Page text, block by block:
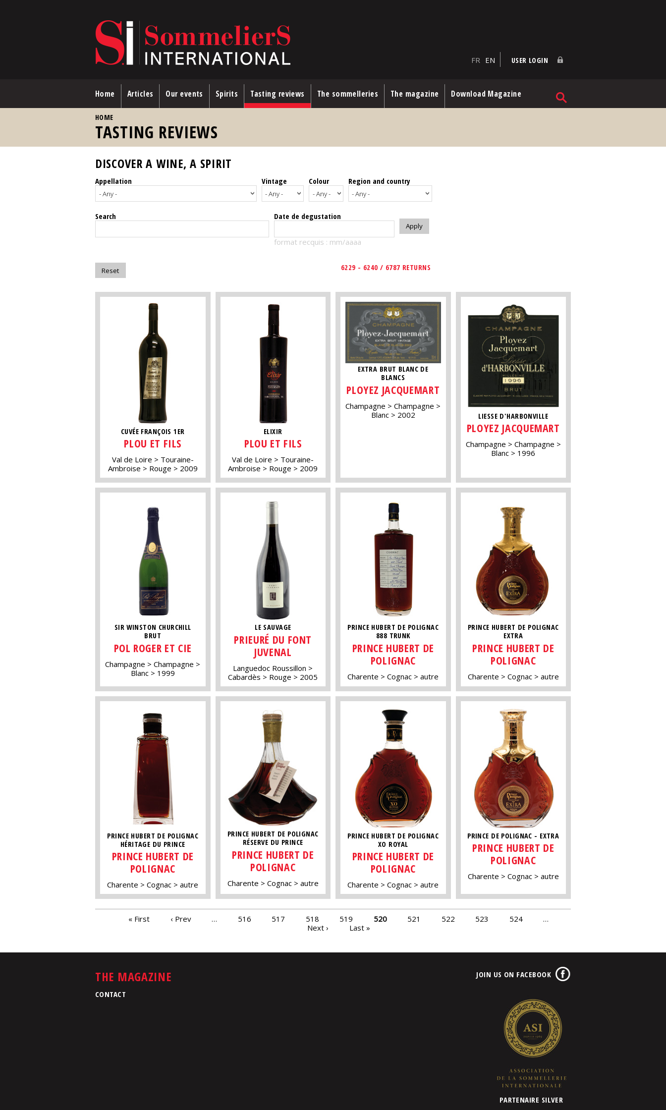
FR EN USER LOGIN
Home Articles Our events Spirits Tasting reviews The sommelleries The magazine Download Magazine
HOME
TASTING REVIEWS
DISCOVER A WINE, A SPIRIT
Appellation Vintage Colour Region and country
Search Date de degustation
format recquis : mm/aaaa
6229 - 6240 / 6787 RETURNS
CUVÉE FRANÇOIS 1ER
PLOU ET FILS
Val de Loire
Touraine-
Ambroise
Rouge 2009
ELIXIR
PLOU ET FILS
Val de Loire
Touraine-
Ambroise
Rouge 2009
EXTRA BRUT BLANC DE
BLANCS
PLOYEZ JACQUEMART
Champagne
Champagne
Blanc
2002 LIESSE D'HARBONVILLE
PLOYEZ JACQUEMART
Champagne
Champagne
Blanc
1996
SIR WINSTON CHURCHILL
BRUT
POL ROGER ET CIE
Champagne
Champagne
Blanc
1999
LE SAUVAGE
PRIEURÉ DU FONT
JUVENAL
Languedoc Roussillon
Cabardès
Rouge 2005
PRINCE HUBERT DE POLIGNAC
888 TRUNK
PRINCE HUBERT DE
POLIGNAC
Charente Cognac autre
PRINCE HUBERT DE POLIGNAC
EXTRA
PRINCE HUBERT DE
POLIGNAC
Charente Cognac autre
PRINCE HUBERT DE POLIGNAC
HÉRITAGE DU PRINCE
PRINCE HUBERT DE
POLIGNAC
Charente Cognac autre
PRINCE HUBERT DE POLIGNAC
RÉSERVE DU PRINCE
PRINCE HUBERT DE
POLIGNAC
Charente Cognac autre
PRINCE HUBERT DE POLIGNAC
XO ROYAL
PRINCE HUBERT DE
POLIGNAC
Charente Cognac autre
PRINCE DE POLIGNAC - EXTRA
PRINCE HUBERT DE
POLIGNAC
Charente Cognac autre
« First ‹ Prev … 516 517 518 519 520 521 522 523 524
…
Next ›
Last »
THE MAGAZINE
CONTACT
JOIN US ON FACEBOOK
PARTENAIRE SILVER